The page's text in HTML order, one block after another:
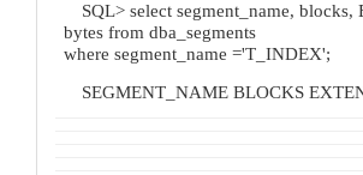
SQL> select segment_name, blocks,
bytes from dba_segments
where segment_name ='T_INDEX';
SEGMENT_NAME BLOCKS